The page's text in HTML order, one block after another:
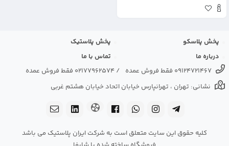
پخش پلاسکو
پخش پلاستیک
درباره ما
تماس با ما
09124721467 فقط فروش عمده
/ 02177962574 فقط فروش عمده
نشانی: تهران ، تهرانپارس خیابان اتحاد خیابان هشتم غربی
کلیه حقوق این سایت متعلق است به شرکت ایران پلاستیک می باشد